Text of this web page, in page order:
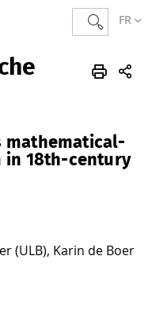
FR
financés
mathematical-
in 18th-century
(ULB), Karin de Boer